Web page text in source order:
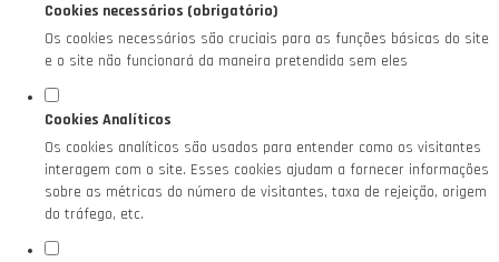
Cookies necessários (obrigatório)
Os cookies necessários são cruciais para as funções básicas do site
e o site não funcionará da maneira pretendida sem eles
Cookies Analíticos
Os cookies analíticos são usados para entender como os visitantes
interagem com o site. Esses cookies ajudam a fornecer informações
sobre as métricas do número de visitantes, taxa de rejeição, origem
do tráfego, etc.